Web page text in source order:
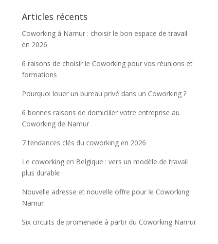
Articles récents
Coworking à Namur : choisir le bon espace de travail
en 2026
6 raisons de choisir le Coworking pour vos réunions et
formations
Pourquoi louer un bureau privé dans un Coworking ?
6 bonnes raisons de domicilier votre entreprise au
Coworking de Namur
7 tendances clés du coworking en 2026
Le coworking en Belgique : vers un modèle de travail
plus durable
Nouvelle adresse et nouvelle offre pour le Coworking
Namur
Six circuits de promenade à partir du Coworking Namur